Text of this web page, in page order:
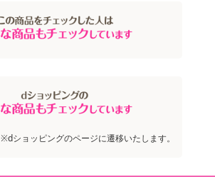
※dショッピングのページに遷移いたします。